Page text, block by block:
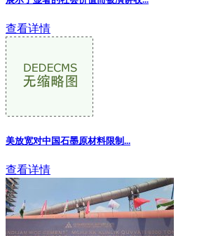
查看详情
美放宽对中国石墨原材料限制 ...
查看详情